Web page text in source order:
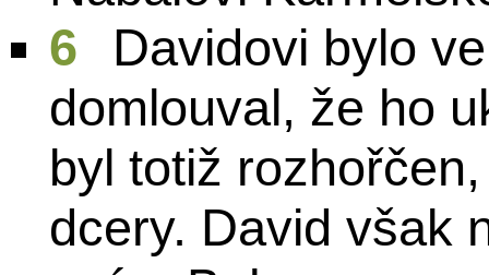
6
Davidovi bylo
domlouval, že ho
byl totiž
dcery. David však